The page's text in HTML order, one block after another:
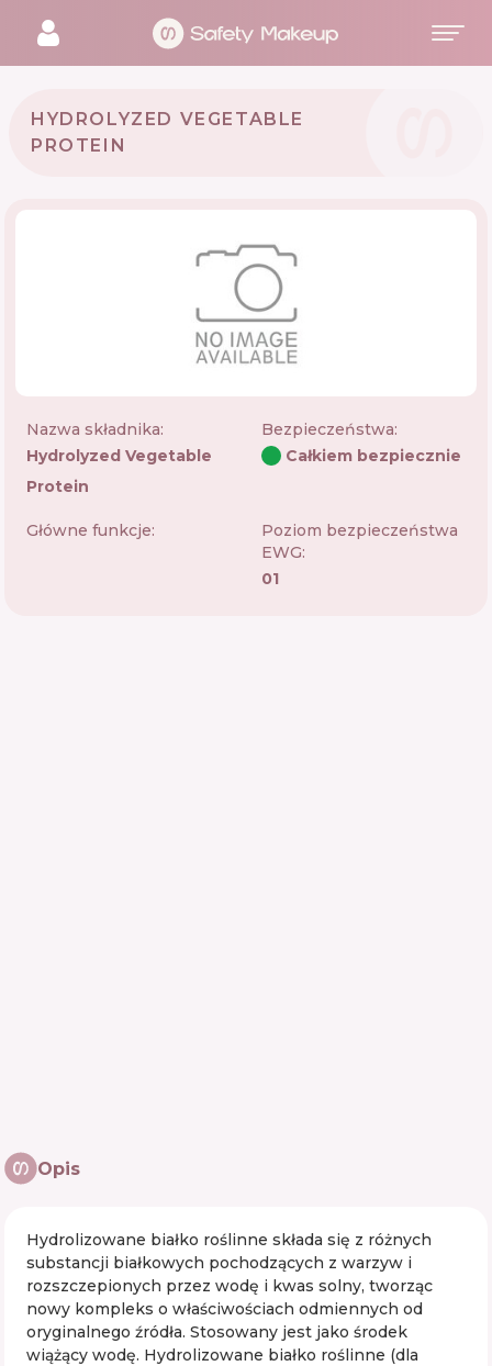
HYDROLYZED VEGETABLE
PROTEIN
Nazwa składnika:
Hydrolyzed Vegetable
Protein
Bezpieczeństwa:
Całkiem bezpiecznie
Główne funkcje:
Poziom bezpieczeństwa
EWG:
01
Opis
Hydrolizowane białko roślinne składa się z różnych
substancji białkowych pochodzących z warzyw i
rozszczepionych przez wodę i kwas solny, tworząc
nowy kompleks o właściwościach odmiennych od
oryginalnego źródła. Stosowany jest jako środek
wiążący wodę. Hydrolizowane białko roślinne (dla